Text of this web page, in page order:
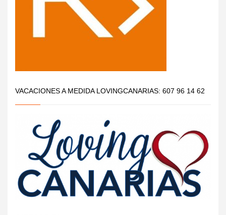
VACACIONES A MEDIDA LOVINGCANARIAS: 607 96 14 62